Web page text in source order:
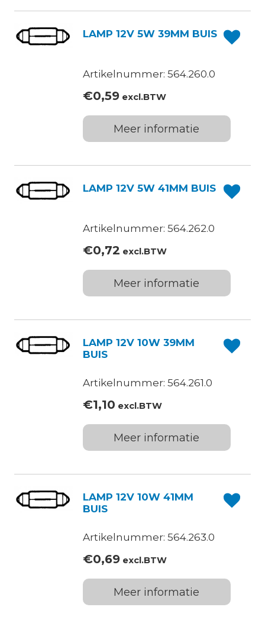
LAMP 12V 5W 39MM BUIS
Artikelnummer: 564.260.0
€0,59excl.BTW
Meer informatie
LAMP 12V 5W 41MM BUIS
Artikelnummer: 564.262.0
€0,72 excl.BTW
Meer informatie
LAMP 12V 10W 39MM
BUIS
Artikelnummer: 564.261.0
€1,10 excl.BTW
Meer informatie
LAMP 12V 10W 41MM
BUIS
Artikelnummer: 564.263.0
€0,69excl.BTW
Meer informatie